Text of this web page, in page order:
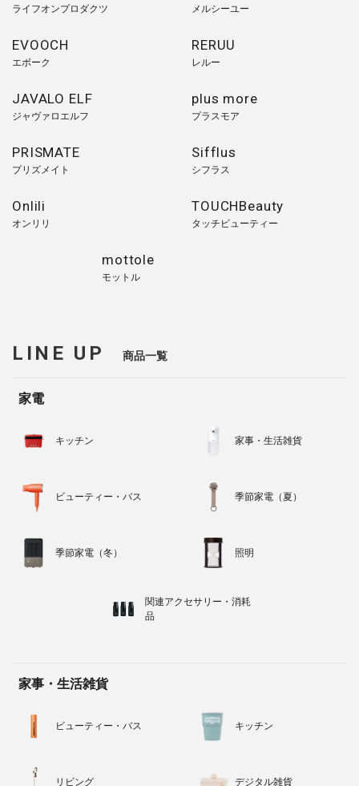
ライフオンプロダクツ メルシーユー
EVOOCH
エボーク
RERUU
レルー
JAVALO ELF
ジャヴァロエルフ
plus more
プラスモア
PRISMATE
プリズメイト
Sifflus
シフラス
Onlili
オンリリ
TOUCHBeauty
タッチビューティー
mottole
モットル
LINE UP 商品一覧
家電
キッチン 家事・生活雑貨
ビューティー・バス 季節家電（夏）
季節家電（冬） 照明
関連アクセサリー・消耗
品
家事・生活雑貨
ビューティー・バス キッチン
リビング デジタル雑貨